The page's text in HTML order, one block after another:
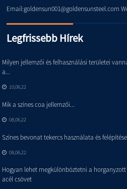
Email:goldensun001@goldensunsteel.com
Legfrissebb Hírek
Milyen jellemzői és felhasználási területei
a...
10,06,22
Mik a színes coa jellemzői...
08,06,22
Színes bevonat tekercs használata és felépítése
08,06,22
Hogyan lehet megkülönböztetni a horganyzott
acél csövet